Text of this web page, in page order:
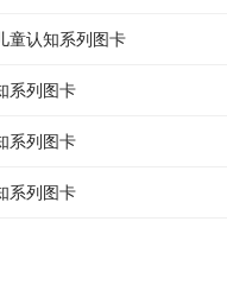
童认知系列图卡
系列图卡
系列图卡
系列图卡